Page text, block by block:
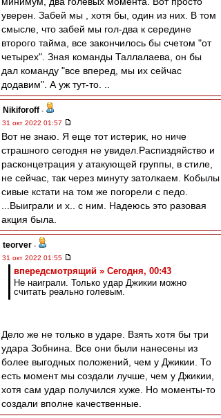
уверен. Забей мы , хотя бы, один из них. В том
смысле, что забей мы гол-два к середине
второго тайма, все закончилось бы счетом "от
четырех". Зная команды Таллалаева, он бы
дал команду "все вперед, мы их сейчас
додавим". А уж тут-то. ..
Nikiforoff -
31 окт 2022 01:57
Вот не знаю. Я еще тот истерик, но ниче
страшного сегодня не увидел.Распиздяйство и
расконцетрация у атакующей группы, в стиле,
не сейчас, так через минуту затолкаем. Кобылы
сивые кстати на том же погорели с педо.
...Выиграли и х.. с ним. Надеюсь это разовая
акция была.
teorver -
31 окт 2022 01:55
впередсмотрящий » Сегодня, 00:43
Не наиграли. Только удар Джикии можно
считать реально голевым.
Дело же не только в ударе. Взять хотя бы три
удара Зобнина. Все они были нанесены из
более выгодных положений, чем у Джикии. То
есть момент мы создали лучше, чем у Джикии,
хотя сам удар получился хуже. Но моменты-то
создали вполне качественные.